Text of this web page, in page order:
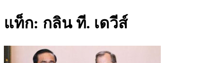
แท็ก: กลิน ที. เดวีส์